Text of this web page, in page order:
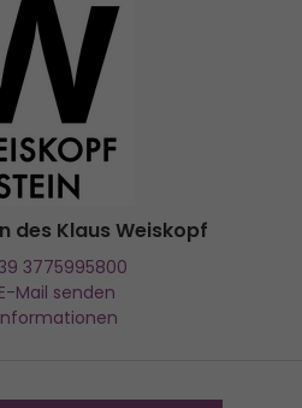
des Klaus Weiskopf
3775995800
E-Mail senden